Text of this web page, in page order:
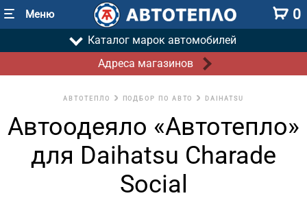
Меню 0
Каталог марок автомобилей
Адреса магазинов
АВТОТЕПЛО ПОДБОР ПО АВТО DAIHATSU
Автоодеяло «Автотепло»
для Daihatsu Charade
Social